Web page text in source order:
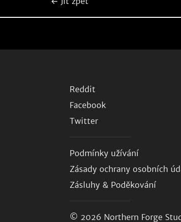
Reddit
Facebook
Twitter
Podmínky užívání
Zásady ochrany osobních
Zásluhy & Poděkování
© 2026 Northern Forge